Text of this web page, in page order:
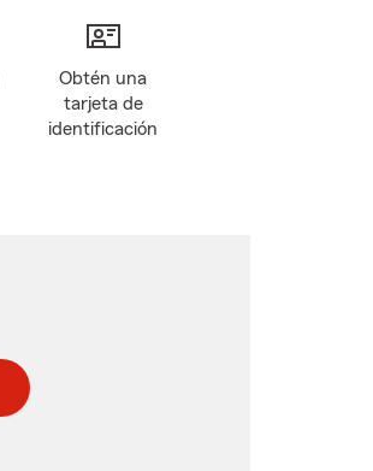
Obtén una
tarjeta de
identificación